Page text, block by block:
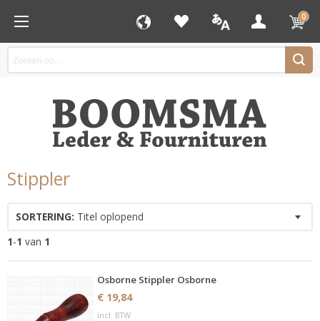
0
Stippler
SORTERING: Titel oplopend
1-1 van 1
Osborne Stippler Osborne
€ 19,84
incl. BTW